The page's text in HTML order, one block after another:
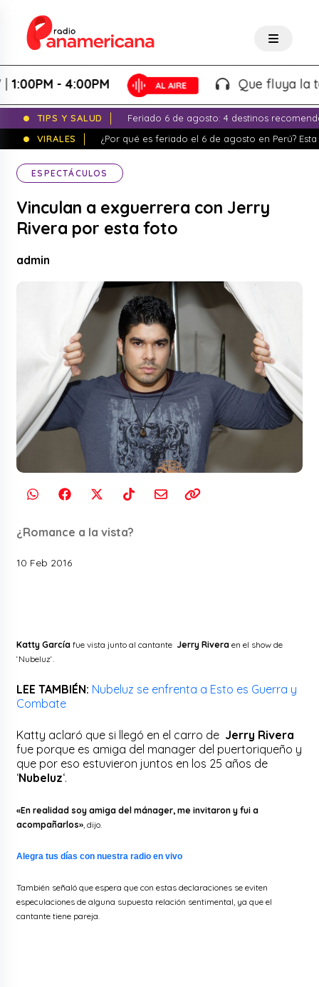
- 4:00PM Que fluya la
TIPS Y SALUD
Feriado 6 de agosto: 4 destinos
VIRALES
¿Por qué es feriado el 6 de agosto en Perú?
ESPECTÁCULOS
Vinculan a exguerrera con Jerry
Rivera por esta foto
admin
¿Romance a la vista?
10 Feb 2016
Katty García fue vista junto al cantante Jerry Rivera en el show de
‘Nubeluz‘.
LEE TAMBIÉN: Nubeluz se enfrenta a Esto es Guerra y
Combate
Katty aclaró que si llegó en el carro de Jerry Rivera
fue porque es amiga del manager del puertoriqueño y
que por eso estuvieron juntos en los 25 años de
‘Nubeluz‘.
«En realidad soy amiga del mánager, me invitaron y fui a
acompañarlos» , dijo.
Alegra tus días con nuestra radio en vivo
También señaló que espera que con estas declaraciones se eviten
especulaciones de alguna supuesta relación sentimental, ya que el
cantante tiene pareja.